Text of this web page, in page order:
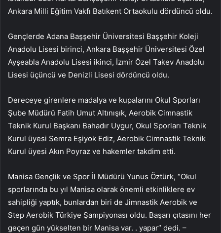
Ankara Milli Eğitim Vakfı Batıkent Ortaokulu dördüncü oldu.
Gençlerde Adana Başşehir Üniversitesi Başşehir Koleji
Anadolu Lisesi birinci, Ankara Başşehir Üniversitesi Özel
Ayşeabla Anadolu Lisesi ikinci, İzmir Özel Takev Anadolu
Lisesi üçüncü ve Denizli Lisesi dördüncü oldu.
Dereceye girenlere madalya ve kupalarını Okul Sporları
Şube Müdürü Fatih Umut Altınışık, Aerobik Cimnastik
Teknik Kurul Başkanı Bahadır Uygur, Okul Sporları Teknik
Kurul üyesi Semra Eşiyok Ediz, Aerobik Cimnastik Teknik
Kurul üyesi Akın Poyraz ve hakemler takdim etti.
Manisa Gençlik ve Spor İl Müdürü Yunus Öztürk, “Okul
sporlarında bu yıl Manisa olarak önemli etkinliklere ev
sahipliği yaptık, bunlardan biri de Jimnastik Aerobik ve
Step Aerobik Türkiye Şampiyonası oldu. Başarı çıtasını her
geçen gün yükselten bir Manisa var. . yapar” dedi. –